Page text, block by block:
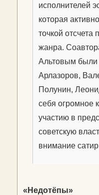
исполнителей
которая
точкой отсчета
жанра.
Альтовым были
Арлазоров,
Полунин,
себя огромное
участию в
советскую
внимание
«Недотёпы»